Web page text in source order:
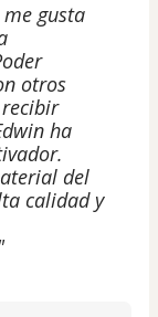
gusta
otros
ha
del
calidad y